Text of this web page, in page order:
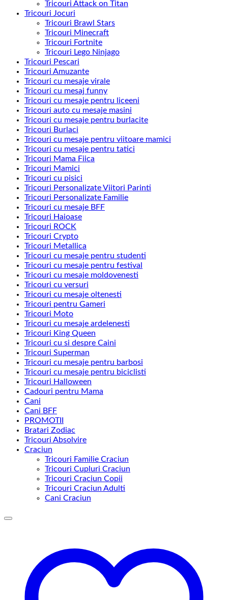
Tricouri Attack on Titan
Tricouri Jocuri
Tricouri Brawl Stars
Tricouri Minecraft
Tricouri Fortnite
Tricouri Lego Ninjago
Tricouri Pescari
Tricouri Amuzante
Tricouri cu mesaje virale
Tricouri cu mesaj funny
Tricouri cu mesaje pentru liceeni
Tricouri auto cu mesaje masini
Tricouri cu mesaje pentru burlacite
Tricouri Burlaci
Tricouri cu mesaje pentru viitoare mamici
Tricouri cu mesaje pentru tatici
Tricouri Mama Fiica
Tricouri Mamici
Tricouri cu pisici
Tricouri Personalizate Viitori Parinti
Tricouri Personalizate Familie
Tricouri cu mesaje BFF
Tricouri Haioase
Tricouri ROCK
Tricouri Crypto
Tricouri Metallica
Tricouri cu mesaje pentru studenti
Tricouri cu mesaje pentru festival
Tricouri cu mesaje moldovenesti
Tricouri cu versuri
Tricouri cu mesaje oltenesti
Tricouri pentru Gameri
Tricouri Moto
Tricouri cu mesaje ardelenesti
Tricouri King Queen
Tricouri cu si despre Caini
Tricouri Superman
Tricouri cu mesaje pentru barbosi
Tricouri cu mesaje pentru biciclisti
Tricouri Halloween
Cadouri pentru Mama
Cani
Cani BFF
PROMOTII
Bratari Zodiac
Tricouri Absolvire
Craciun
Tricouri Familie Craciun
Tricouri Cupluri Craciun
Tricouri Craciun Copii
Tricouri Craciun Adulti
Cani Craciun